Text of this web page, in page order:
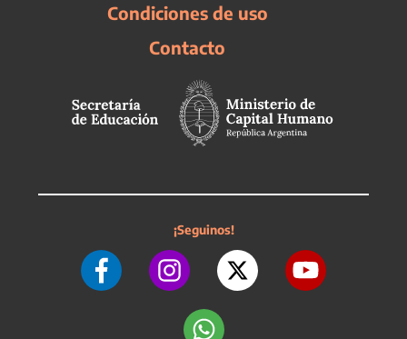
Condiciones de uso
Contacto
¡Seguinos!